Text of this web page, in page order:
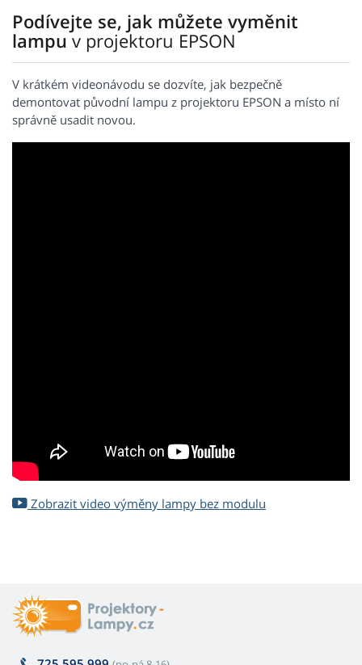
Podívejte se, jak můžete vyměnit
lampuv projektoru EPSON
V krátkém videonávodu se dozvíte, jak bezpečně
demontovat původní lampu z projektoru EPSON a místo ní
správně usadit novou.
Zobrazit video výměny lampy bez modulu